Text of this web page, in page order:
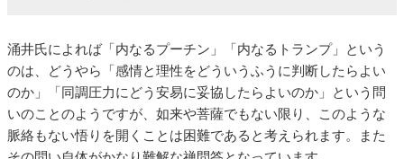
涌井氏によれば「内なるプーチン」「内なるトランプ」という
のは、どうやら「感情と理性をどういうふうに判断したらよい
のか」「同調圧力にどう安易に妥協したらよいのか」という問
いのことのようですが、如来や菩薩でもない限り、このような
脈絡もない悟りを開くことは困難であると考えられます。また